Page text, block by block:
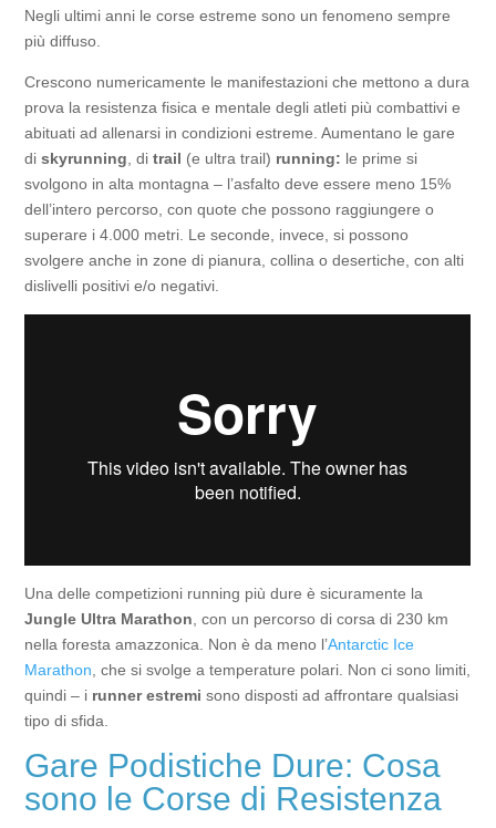
Negli ultimi anni le corse estreme sono un fenomeno sempre
più diffuso.
Crescono numericamente le manifestazioni che mettono a dura
prova la resistenza fisica e mentale degli atleti più combattivi e
abituati ad allenarsi in condizioni estreme. Aumentano le gare
diskyrunning , ditrail (e ultra trail) running: le prime si
svolgono in alta montagna – l’asfalto deve essere meno 15%
dell’intero percorso, con quote che possono raggiungere o
superare i 4.000 metri. Le seconde, invece, si possono
svolgere anche in zone di pianura, collina o desertiche, con alti
dislivelli positivi e/o negativi.
Una delle competizioni running più dure è sicuramente la
Jungle Ultra Marathon , con un percorso di corsa di 230 km
nella foresta amazzonica. Non è da meno l’Antarctic Ice
Marathon , che si svolge a temperature polari. Non ci sono limiti,
quindi – i runner estremi sono disposti ad affrontare qualsiasi
tipo di sfida.
Gare Podistiche Dure: Cosa
sono le Corse di Resistenza